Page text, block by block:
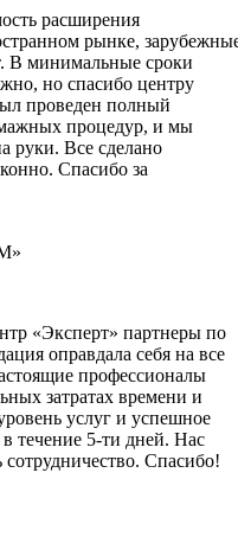
расширения
рынке,
В минимальные сроки
но спасибо центру
проведен полный
процедур, и мы
руки. Все сделано
Спасибо за
«Эксперт» партнеры по
оправдала себя на все
профессионалы
затратах времени и
услуг и успешное
течение 5-ти дней. Нас
сотрудничество. Спасибо!